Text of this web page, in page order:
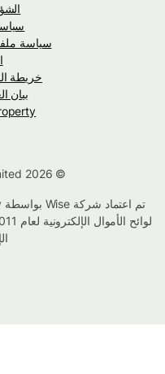
سياسة
خريطة
بيان
لوائح الأموال الإلكترونية لعام 2011، مرجع الشركة